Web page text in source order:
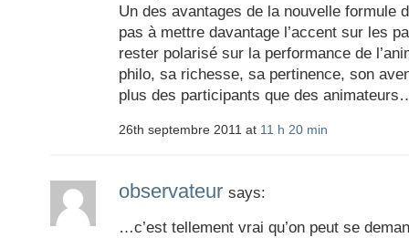
Un des avantages de la nouvelle formule
pas à mettre davantage l’accent sur les
rester polarisé sur la performance de
philo, sa richesse, sa pertinence, son
plus des participants que des
26th septembre 2011 at 11 h 20 min
observateur says:
…c’est tellement vrai qu’on peut se